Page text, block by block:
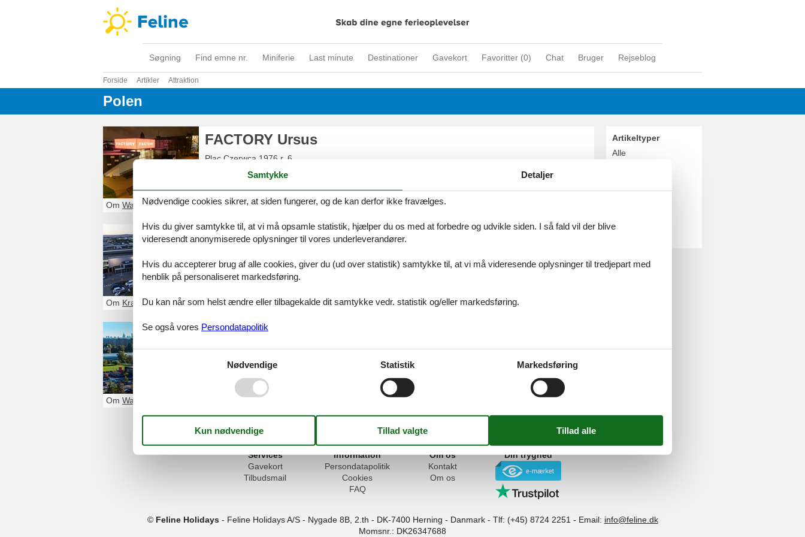
Søgning Find emne nr. Miniferie Last minute Destinationer Gavekort Favoritter (0) Chat Bruger Rejseblog
Forside Artikler Attraktion
Polen
FACTORY Ursus
Plac Czerwca 1976 r. 6
Warszawa
+48228128001
Om Warszawa
FACTORY Kraków
PL-32-085 Modlniczka
+48122973528
Om Krakow
FACTORY Annopol
PL-03-236Warszawa
+48224419023
Om Warszawa
Artikeltyper
Alle
Krakow
Services
Gavekort
Tilbudsmail
Information
Persondatapolitik
Cookies
FAQ
Om os
Kontakt
Om os
Din tryghed
© Feline Holidays- Feline Holidays A/S- Nygade 8B, 2.th - DK-7400 Herning - Danmark - Tlf: (+45) 8724 2251 - Email: info@feline.dk
Momsnr.: DK26347688
Samtykke Detaljer
Nødvendige cookies sikrer, at siden fungerer, og de kan derfor ikke fravælges.
Hvis du giver samtykke til, at vi må opsamle statistik, hjælper du os med at forbedre og udvikle siden. I så fald vil der blive
videresendt anonymiserede oplysninger til vores underleverandører.
Hvis du accepterer brug af alle cookies, giver du (ud over statistik) samtykke til, at vi må videresende oplysninger til tredjepart med
henblik på personaliseret markedsføring.
Du kan når som helst ændre eller tilbagekalde dit samtykke vedr. statistik og/eller markedsføring.
Se også vores Persondatapolitik
Nødvendige Statistik Markedsføring